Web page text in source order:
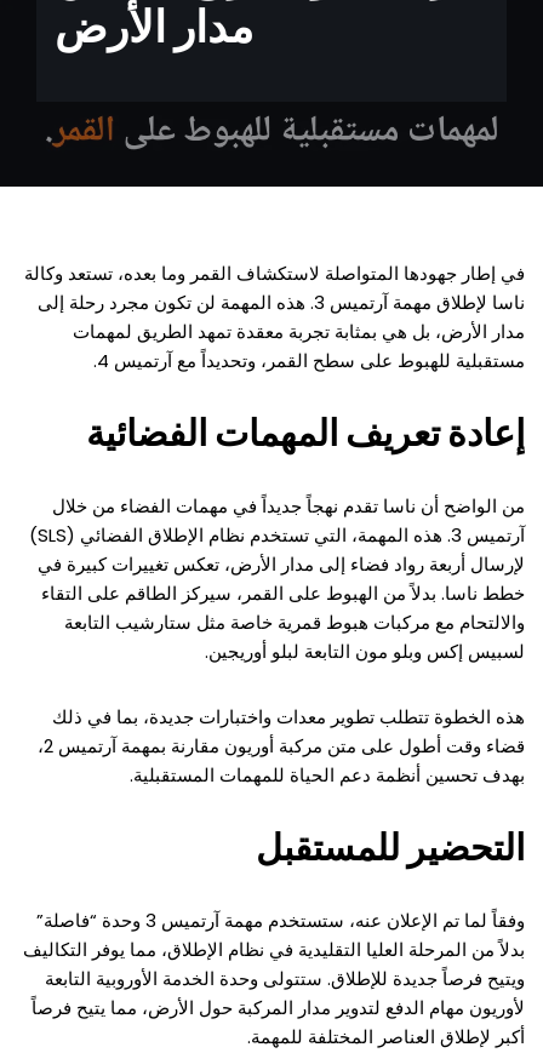
مدار الأرض
في إطار جهودها المتواصلة لاستكشاف القمر وما بعده، تستعد وكالة
ناسا لإطلاق مهمة آرتميس 3. هذه المهمة لن تكون مجرد رحلة إلى
مدار الأرض، بل هي بمثابة تجربة معقدة تمهد الطريق لمهمات
مستقبلية للهبوط على سطح القمر، وتحديداً مع آرتميس 4.
إعادة تعريف المهمات الفضائية
من الواضح أن ناسا تقدم نهجاً جديداً في مهمات الفضاء من خلال
آرتميس 3. هذه المهمة، التي تستخدم نظام الإطلاق الفضائي (SLS)
لإرسال أربعة رواد فضاء إلى مدار الأرض، تعكس تغييرات كبيرة في
خطط ناسا. بدلاً من الهبوط على القمر، سيركز الطاقم على التقاء
والالتحام مع مركبات هبوط قمرية خاصة مثل ستارشيب التابعة
لسبيس إكس وبلو مون التابعة لبلو أوريجين.
هذه الخطوة تتطلب تطوير معدات واختبارات جديدة، بما في ذلك
قضاء وقت أطول على متن مركبة أوريون مقارنة بمهمة آرتميس 2،
بهدف تحسين أنظمة دعم الحياة للمهمات المستقبلية.
التحضير للمستقبل
وفقاً لما تم الإعلان عنه، ستستخدم مهمة آرتميس 3 وحدة “فاصلة”
بدلاً من المرحلة العليا التقليدية في نظام الإطلاق، مما يوفر التكاليف
ويتيح فرصاً جديدة للإطلاق. ستتولى وحدة الخدمة الأوروبية التابعة
لأوريون مهام الدفع لتدوير مدار المركبة حول الأرض، مما يتيح فرصاً
أكبر لإطلاق العناصر المختلفة للمهمة.